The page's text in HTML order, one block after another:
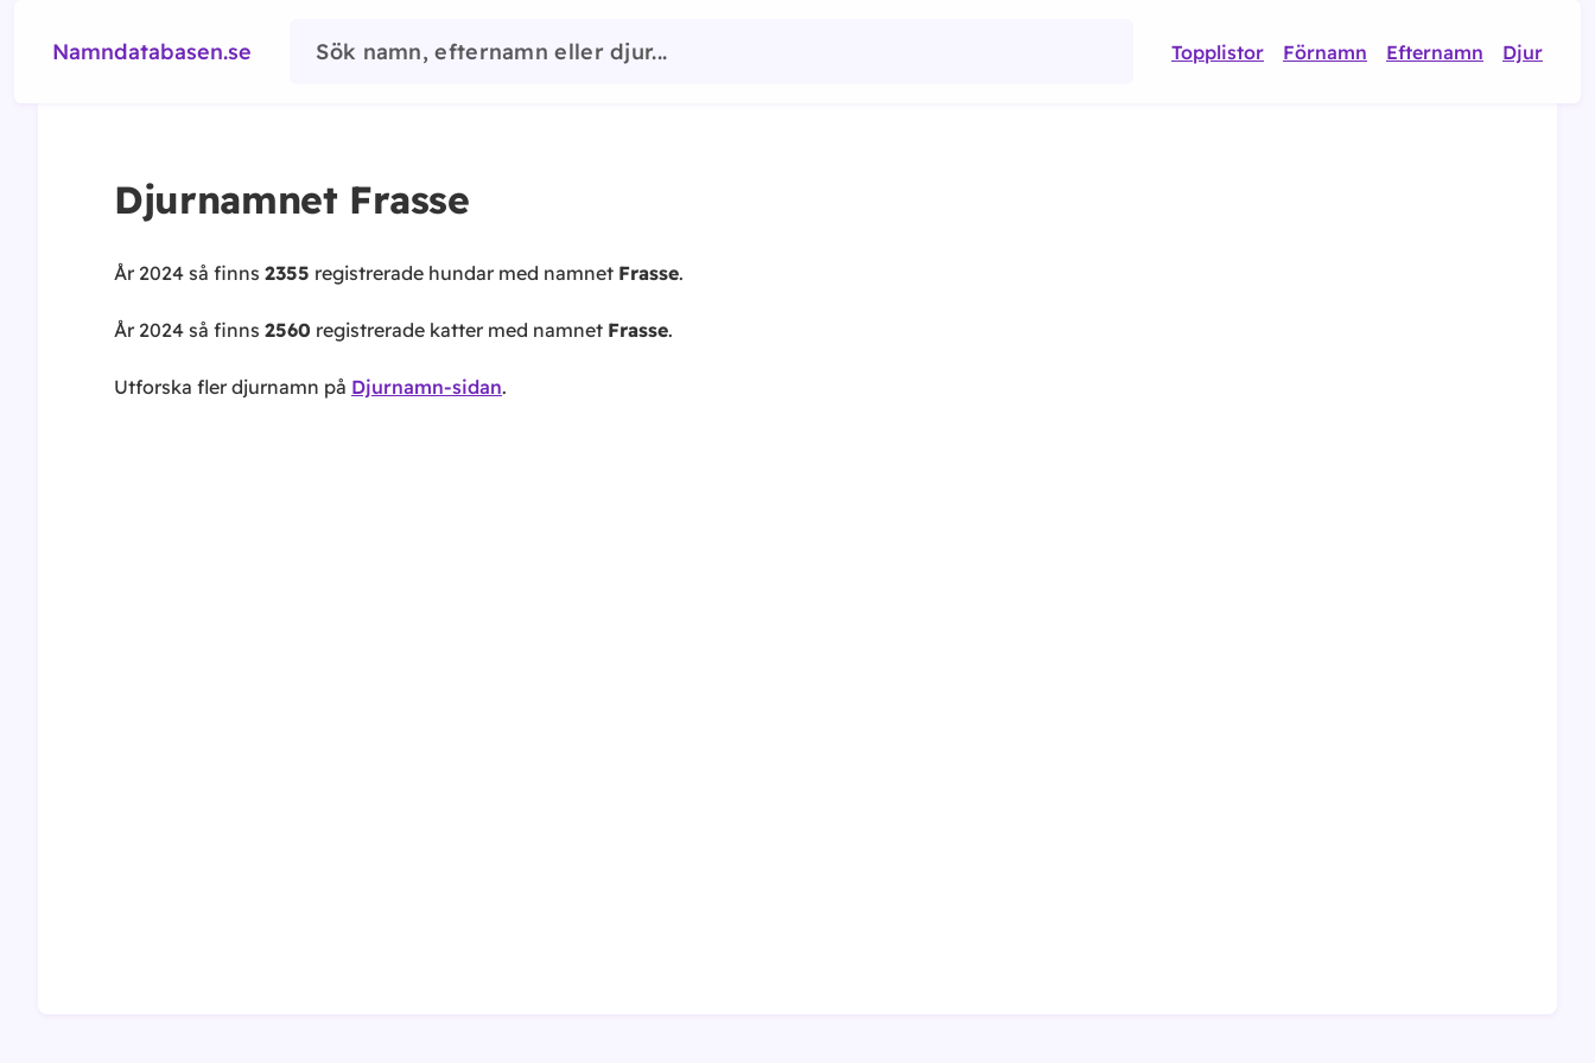
Namndatabasen.se Topplistor Förnamn Efternamn Djur
Djurnamnet Frasse
År 2024 så finns 2355 registrerade hundar med namnet Frasse.
År 2024 så finns 2560 registrerade katter med namnet Frasse.
Utforska fler djurnamn på Djurnamn-sidan.